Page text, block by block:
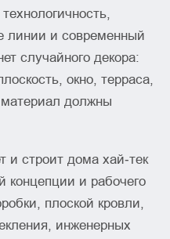
линии и современный
случайного декора:
окно, терраса,
должны
и строит дома хай‑тек
концепции и рабочего
плоской кровли,
инженерных